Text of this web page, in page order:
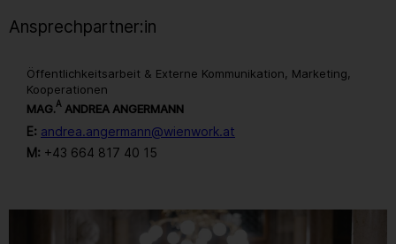
Ansprechpartner:in
Öffentlichkeitsarbeit & Externe Kommunikation, Marketing,
Kooperationen
MAG.A ANDREA ANGERMANN
E: andrea.angermann@wienwork.at
M: +43 664 817 40 15